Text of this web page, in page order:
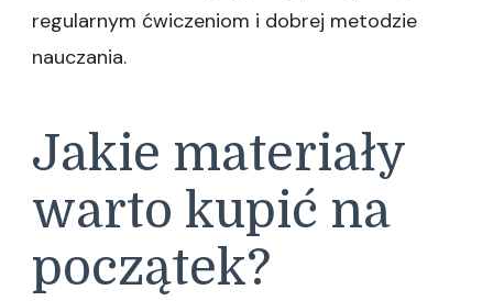
regularnym ćwiczeniom i dobrej metodzie
nauczania.
Jakie materiały
warto kupić na
początek?